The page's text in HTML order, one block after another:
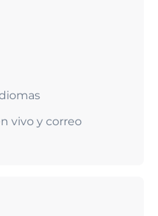
vivo y correo